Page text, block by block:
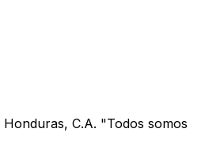
Honduras, C.A. "Todos somos